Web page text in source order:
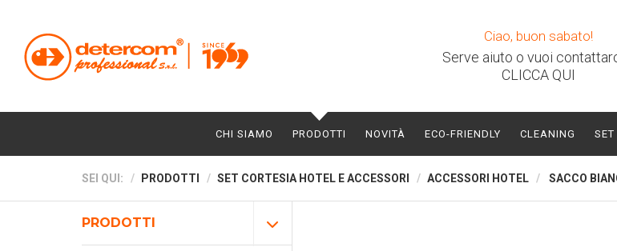
Ciao, buon sabato!
Serve aiuto o vuoi
CLICCA QUI
CHI SIAMO PRODOTTI NOVITÀ ECO-FRIENDLY CLEANING
SEI QUI: PRODOTTI SET CORTESIA HOTEL E ACCESSORI ACCESSORI HOTEL SACCO
PRODOTTI